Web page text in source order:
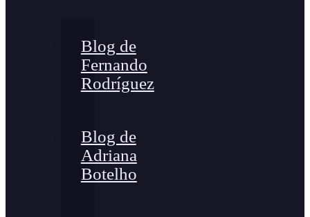
Blog de
Fernando
Rodríguez
Blog de
Adriana
Botelho